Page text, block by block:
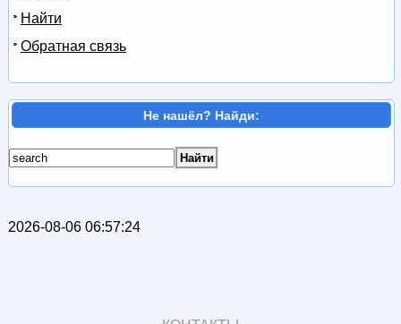
Найти
Обратная связь
Не нашёл? Найди:
2026-08-06 06:57:24